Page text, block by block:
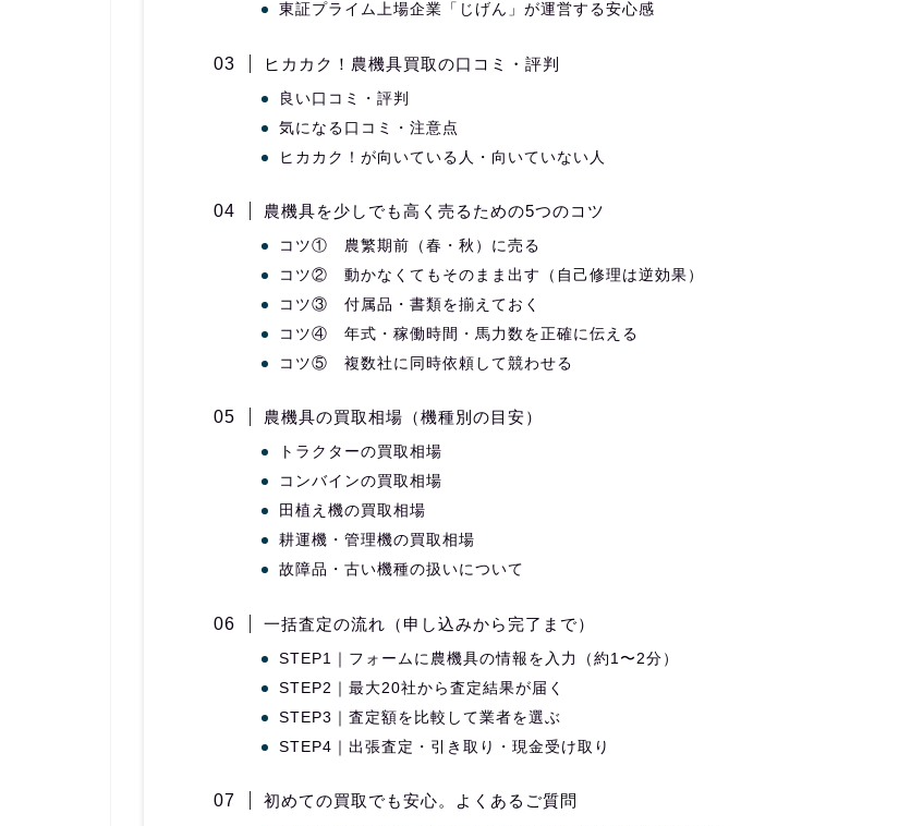
東証プライム上場企業「じげん」が運営する安心感
ヒカカク！農機具買取の口コミ・評判
良い口コミ・評判
気になる口コミ・注意点
ヒカカク！が向いている人・向いていない人
農機具を少しでも高く売るための5つのコツ
コツ① 農繁期前（春・秋）に売る
コツ② 動かなくてもそのまま出す（自己修理は逆効果）
コツ③ 付属品・書類を揃えておく
コツ④ 年式・稼働時間・馬力数を正確に伝える
コツ⑤ 複数社に同時依頼して競わせる
農機具の買取相場（機種別の目安）
トラクターの買取相場
コンバインの買取相場
田植え機の買取相場
耕運機・管理機の買取相場
故障品・古い機種の扱いについて
一括査定の流れ（申し込みから完了まで）
STEP1｜フォームに農機具の情報を入力（約1〜2分）
STEP2｜最大20社から査定結果が届く
STEP3｜査定額を比較して業者を選ぶ
STEP4｜出張査定・引き取り・現金受け取り
初めての買取でも安心。よくあるご質問